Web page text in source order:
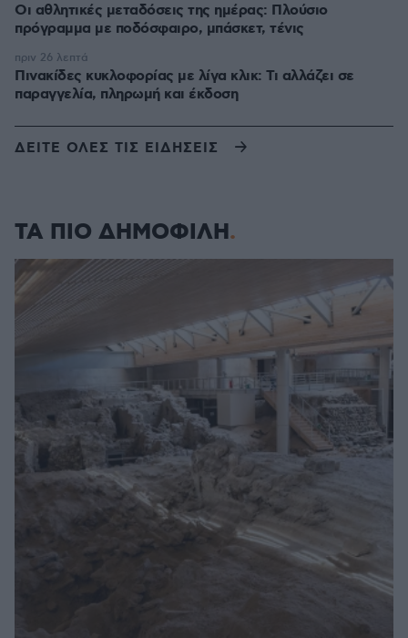
Οι αθλητικές μεταδόσεις της ημέρας: Πλούσιο
πρόγραμμα με ποδόσφαιρο, μπάσκετ, τένις
Πινακίδες κυκλοφορίας με λίγα κλικ: Τι αλλάζει σε
παραγγελία, πληρωμή και έκδοση
πριν 26 λεπτά
ΔΕΙΤΕ ΟΛΕΣ ΤΙΣ ΕΙΔΗΣΕΙΣ
ΤΑ ΠΙΟ ΔΗΜΟΦΙΛΗ